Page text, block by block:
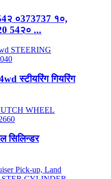
०373737 १०,
54२० ...
स्टीयरिंग गियरिंग
सिलिन्डर